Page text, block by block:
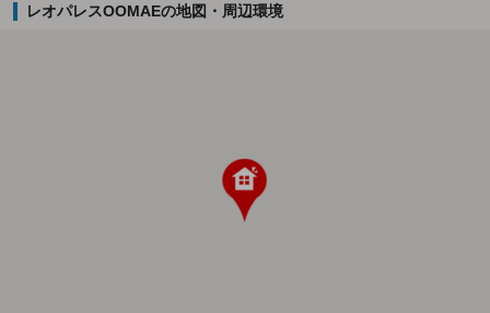
レオパレスOOMAEの地図・周辺環境